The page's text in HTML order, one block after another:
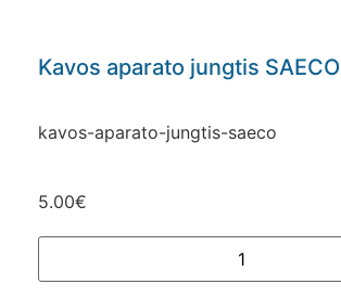
Kavos aparato jungtis SAECO
kavos-aparato-jungtis-saeco
5.00€